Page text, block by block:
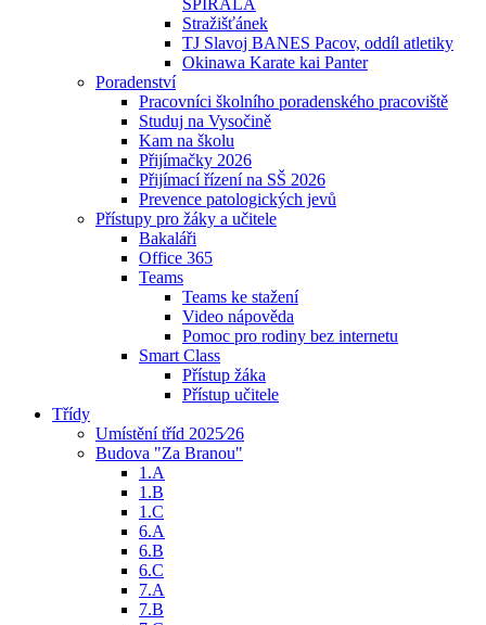
SPIRÁLA
Stražišťánek
TJ Slavoj BANES Pacov, oddíl atletiky
Okinawa Karate kai Panter
Poradenství
Pracovníci školního poradenského pracoviště
Studuj na Vysočině
Kam na školu
Přijímačky 2026
Přijímací řízení na SŠ 2026
Prevence patologických jevů
Přístupy pro žáky a učitele
Bakaláři
Office 365
Teams
Teams ke stažení
Video nápověda
Pomoc pro rodiny bez internetu
Smart Class
Přístup žáka
Přístup učitele
Třídy
Umístění tříd 2025⁄26
Budova "Za Branou"
1.A
1.B
1.C
6.A
6.B
6.C
7.A
7.B